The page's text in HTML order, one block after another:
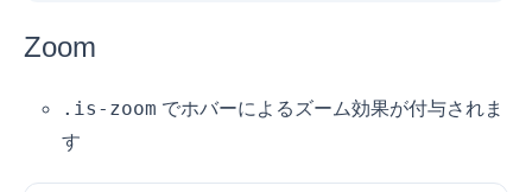
Zoom
.is-zoom でホバーによるズーム効果が付与されま
す